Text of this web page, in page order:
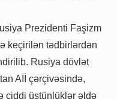
Prezidenti Faşizm
keçirilən tədbirlərdən
Rusiya dövlət
Aİİ çərçivəsində,
ciddi üstünlüklər əldə